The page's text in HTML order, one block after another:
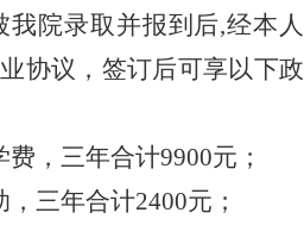
我院录取并报到后,经本人
协议，签订后可享以下政
，三年合计9900元；
三年合计2400元；